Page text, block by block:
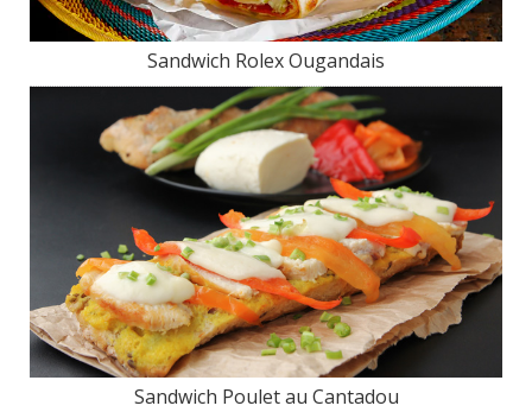
Sandwich Rolex Ougandais
Sandwich Poulet au Cantadou